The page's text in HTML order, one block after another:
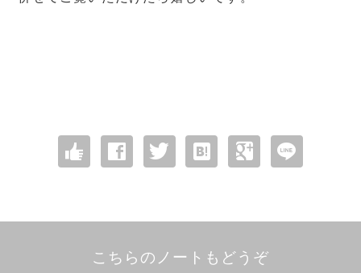
こちらのノートもどうぞ